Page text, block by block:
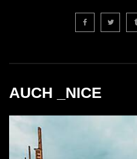
AUCH _NICE